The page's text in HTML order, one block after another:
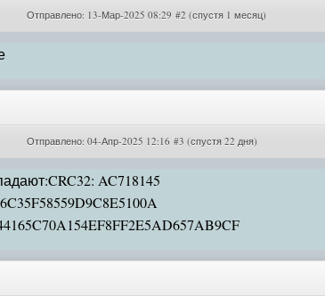
Отправлено: 13-Мар-2025 08:29 #2 (спустя 1 месяц)
Отправлено: 04-Апр-2025 12:16 #3 (спустя 22 дня)
AC718145